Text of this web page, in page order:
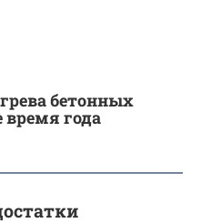
бетонных
время года